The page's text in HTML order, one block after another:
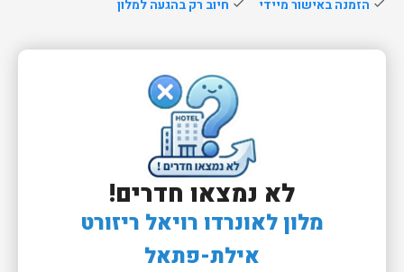
done הזמנה באישור מיידי done חיוב רק בהגעה למלון
לא נמצאו חדרים!
מלון לאונרדו רויאל ריזורט
אילת-פתאל